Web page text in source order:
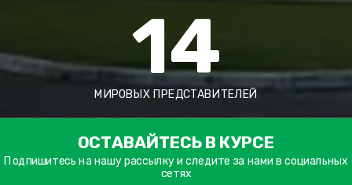
14
МИРОВЫХ ПРЕДСТАВИТЕЛЕЙ
ОСТАВАЙТЕСЬ В КУРСЕ
Подпишитесь на нашу рассылку и следите за нами в социальных
сетях